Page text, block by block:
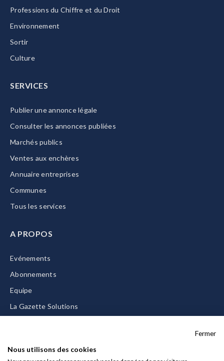
Professions du Chiffre et du Droit
Environnement
Sortir
Culture
SERVICES
Publier une annonce légale
Consulter les annonces publiées
Marchés publics
Ventes aux enchères
Annuaire entreprises
Communes
Tous les services
A PROPOS
Evénements
Abonnements
Equipe
La Gazette Solutions
Fermer
Nous utilisons des cookies